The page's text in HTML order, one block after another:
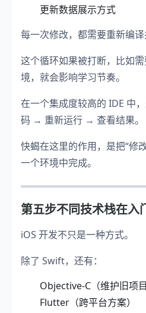
更新数据展示方式
每一次修改，都需要重新编译
这个循环如果被打断，比如
境，就会影响学习节奏。
在一个集成度较高的 IDE 中
码 → 重新运行 → 查看结果。
快蝎在这里的作用，是把“
一个环境中完成。
第五步不同技术栈在入
iOS 开发不只是一种方式。
除了 Swift，还有：
Objective-C（维护旧项
Flutter（跨平台方案）